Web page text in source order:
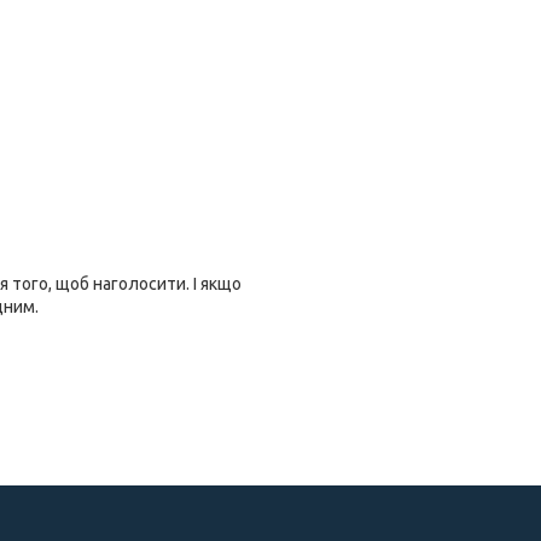
щоб наголосити. І якщо